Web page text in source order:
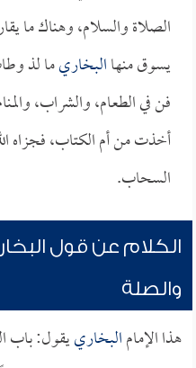
الصلاة والسلام، وهناك ما
يسوق منهاالبخاريما لذ
فن في الطعام، والشراب،
أخذت من أم الكتاب، فجزاه
السحاب.
الكلام عن قول
والصلة
هذا الإمامالبخارييقول: باب